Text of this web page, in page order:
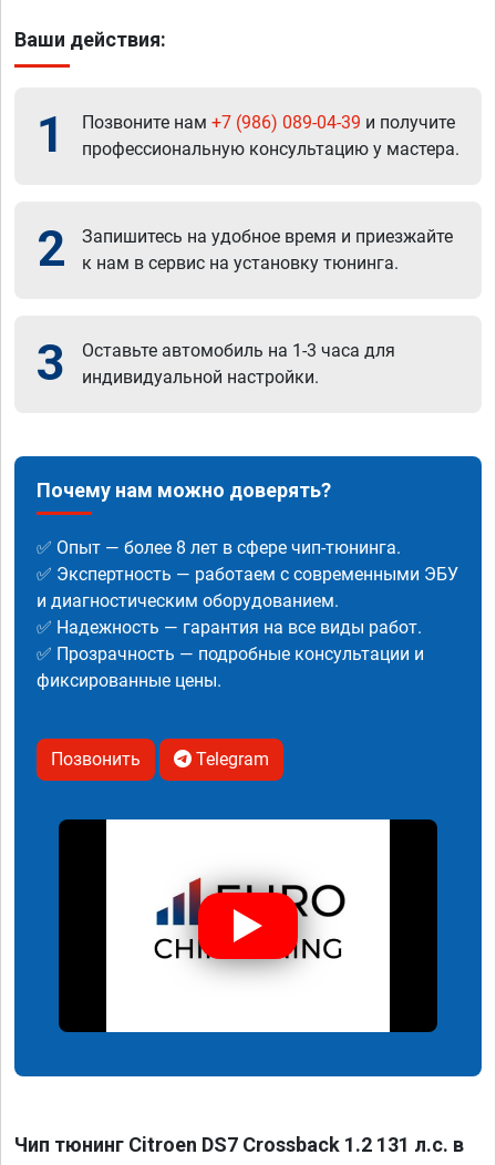
Ваши действия:
1 Позвоните нам +7 (986) 089-04-39 и получите
профессиональную консультацию у мастера.
2
Запишитесь на удобное время и приезжайте
к нам в сервис на установку тюнинга.
3
Оставьте автомобиль на 1-3 часа для
индивидуальной настройки.
Почему нам можно доверять?
✅ Опыт — более 8 лет в сфере чип-тюнинга.
✅ Экспертность — работаем с современными ЭБУ
и диагностическим оборудованием.
✅ Надежность — гарантия на все виды работ.
✅ Прозрачность — подробные консультации и
фиксированные цены.
Позвонить Telegram
Чип тюнинг Citroen DS7 Crossback 1.2 131 л.с. в